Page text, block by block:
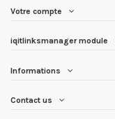
Votre compte
iqitlinksmanager module
Informations
Contact us